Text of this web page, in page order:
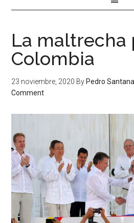
La maltrecha
Colombia
23 noviembre, 2020 By Pedro
Comment